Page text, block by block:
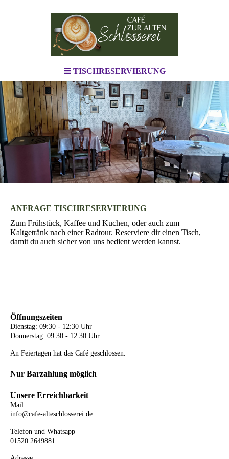
TISCHRESERVIERUNG
ANFRAGE TISCHRESERVIERUNG
Zum Frühstück, Kaffee und Kuchen, oder auch zum
Kaltgetränk nach einer Radtour. Reserviere dir einen Tisch,
damit du auch sicher von uns bedient werden kannst.
Öffnungszeiten
Dienstag: 09:30 - 12:30 Uhr
Donnerstag: 09:30 - 12:30 Uhr
An Feiertagen hat das Café geschlossen.
Nur Barzahlung möglich
Unsere Erreichbarkeit
Mail
info@cafe-alteschlosserei.de
Telefon und Whatsapp
01520 2649881